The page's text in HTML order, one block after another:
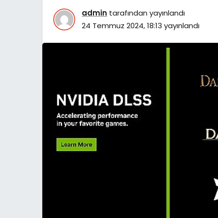
admin tarafından yayınlandı
24 Temmuz 2024, 18:13 yayınlandı